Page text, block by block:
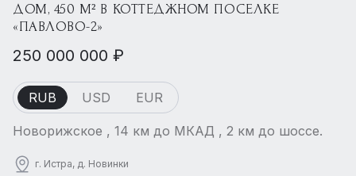
ДОМ, 450 М² В КОТТЕДЖНОМ ПОСЕЛКЕ
«ПАВЛОВО-2»
250 000 000 ₽
RUB USD EUR
Новорижское , 14 км до МКАД , 2 км до шоссе.
г. Истра, д. Новинки